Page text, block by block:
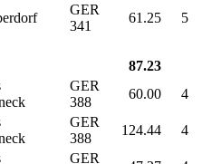
GER
341
61.25 5
87.23
GER
388
60.00 4
GER
388
124.44 4
GER